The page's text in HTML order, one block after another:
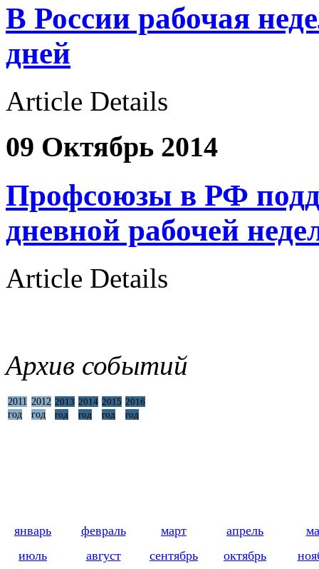
В России рабочая
дней
Article Details
09 Октябрь 2014
Профсоюзы в РФ
дневной рабочей
Article Details
Архив событий
2011
год
2012
год
2013
год
2014
год
2015
год
2016
год
январь февраль март апрель
июль
август сентябрь октябрь